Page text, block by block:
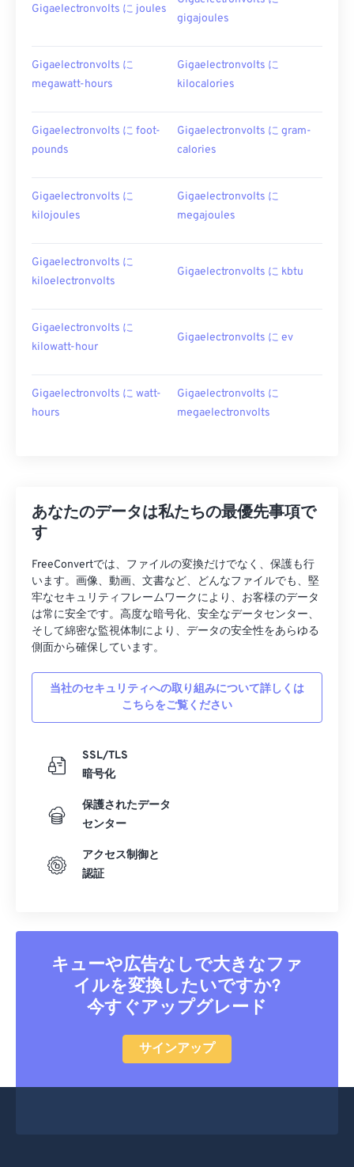
Gigaelectronvolts に joules
gigajoules
Gigaelectronvolts に
megawatt-hours
Gigaelectronvolts に
kilocalories
Gigaelectronvolts に foot-
pounds
Gigaelectronvolts に gram-
calories
Gigaelectronvolts に
kilojoules
Gigaelectronvolts に
megajoules
Gigaelectronvolts に
kiloelectronvolts
Gigaelectronvolts に kbtu
Gigaelectronvolts に
kilowatt-hour
Gigaelectronvolts に ev
Gigaelectronvolts に watt-
hours
Gigaelectronvolts に
megaelectronvolts
あなたのデータは私たちの最優先事項で
す
FreeConvertでは、ファイルの変換だけでなく、保護も行
います。画像、動画、文書など、どんなファイルでも、堅
牢なセキュリティフレームワークにより、お客様のデータ
は常に安全です。高度な暗号化、安全なデータセンター、
そして綿密な監視体制により、データの安全性をあらゆる
側面から確保しています。
当社のセキュリティへの取り組みについて詳しくは
こちらをご覧ください
SSL/TLS
暗号化
保護されたデータ
センター
アクセス制御と
認証
キューや広告なしで大きなファ
イルを変換したいですか?
今すぐアップグレード
サインアップ